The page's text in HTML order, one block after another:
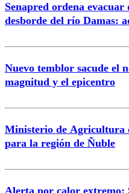
Correo
Senapred ordena evacuar
desborde del río Damas:
Nuevo temblor sacude el
magnitud y el epicentro
Ministerio de Agricultura
para la región de Ñuble
Alerta por calor extremo: